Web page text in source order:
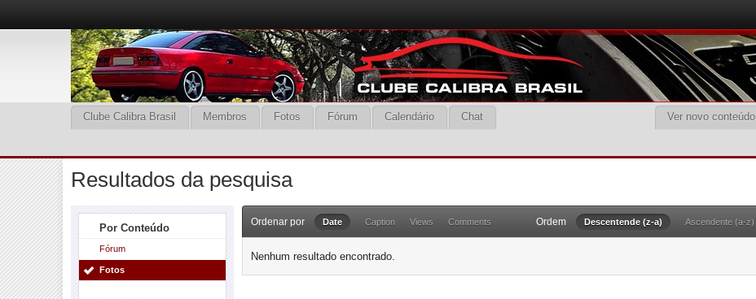
Ver novo conteúdo
Clube Calibra Brasil Membros Fotos Fórum Calendário Chat
Resultados da pesquisa
Por Conteúdo
Fórum
Fotos
Ordenar por Date Caption Views Comments Ordem Descentende (z-a) Ascendente (a-z)
Nenhum resultado encontrado.